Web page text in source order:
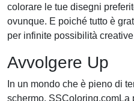
colorare le tue disegni
ovunque. E poiché tutto è
per infinite possibilità
Avvolgere Up
In un mondo che è pieno di
schermo, SSColoring.comLa